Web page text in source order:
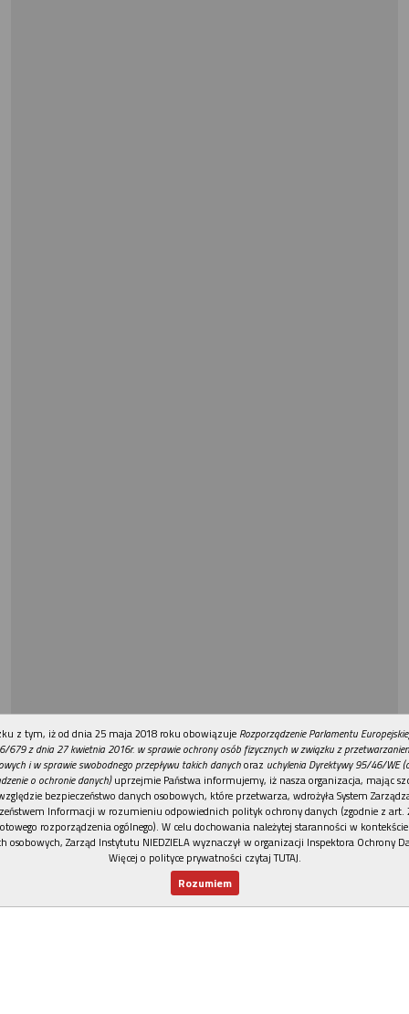
REKLAMA
z tym, iż od dnia 25 maja 2018 roku obowiązuje Rozporządzenie Parlamentu
679 z dnia 27 kwietnia 2016r. w sprawie ochrony osób fizycznych w związku z
i w sprawie swobodnego przepływu takich danychoraz uchylenia Dyrektywy 95/46/WE
o ochronie danych)uprzejmie Państwa informujemy, iż nasza organizacja, mając
bezpieczeństwo danych osobowych, które przetwarza, wdrożyła System
Informacji w rozumieniu odpowiednich polityk ochrony danych (zgodnie z art.
rozporządzenia ogólnego). W celu dochowania należytej staranności w
osobowych, Zarząd Instytutu NIEDZIELA wyznaczył w organizacji Inspektora Ochrony
Więcej o polityce prywatności czytaj TUTAJ.
Rozumiem